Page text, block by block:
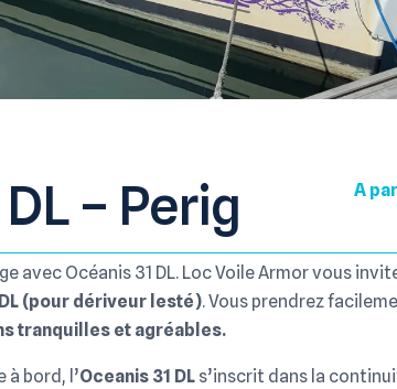
– Perig
A
avec Océanis 31 DL. Loc Voile Armor vous
(pour dériveur lesté). Vous prendrez
tranquilles et agréables.
bord, l’Oceanis 31 DL s’inscrit dans la